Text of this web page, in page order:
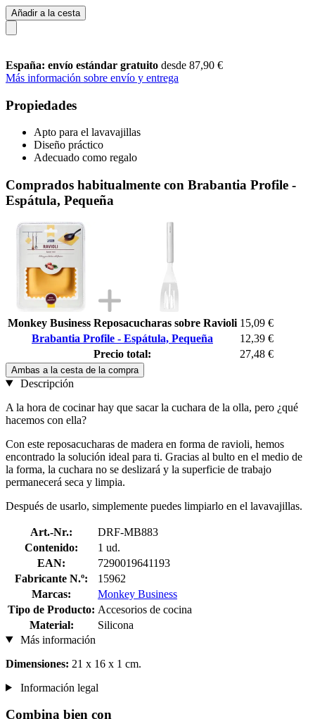
Añadir a la cesta
España: envío estándar gratuito desde 87,90 €
Más información sobre envío y entrega
Propiedades
Apto para el lavavajillas
Diseño práctico
Adecuado como regalo
Comprados habitualmente con Brabantia Profile -
Espátula, Pequeña
Monkey Business Reposacucharas sobre Ravioli 15,09 €
Brabantia Profile - Espátula, Pequeña
12,39 €
Precio total:
27,48 €
Ambas a la cesta de la compra
Descripción
A la hora de cocinar hay que sacar la cuchara de la olla, pero ¿qué
hacemos con ella?
Con este reposacucharas de madera en forma de ravioli, hemos
encontrado la solución ideal para ti. Gracias al bulto en el medio de
la forma, la cuchara no se deslizará y la superficie de trabajo
permanecerá seca y limpia.
Después de usarlo, simplemente puedes limpiarlo en el lavavajillas.
Art.-Nr.:
DRF-MB883
Contenido:
1 ud.
EAN:
7290019641193
Fabricante N.º:
15962
Marcas:
Monkey Business
Tipo de Producto: Accesorios de cocina
Material:
Silicona
Más información
Dimensiones: 21 x 16 x 1 cm.
Información legal
Combina bien con